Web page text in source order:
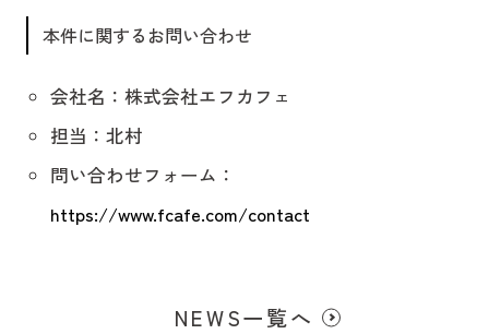
本件に関するお問い合わせ
会社名：株式会社エフカフェ
担当：北村
問い合わせフォーム：
https://www.fcafe.com/contact
NEWS一覧へ